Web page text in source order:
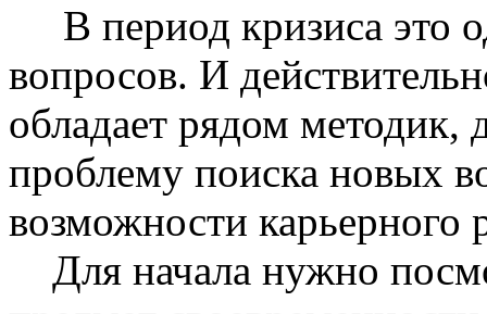
В период кризиса это
вопросов. И
обладает рядом методик,
проблему поиска новых
возможности карьерного
Для начала нужно